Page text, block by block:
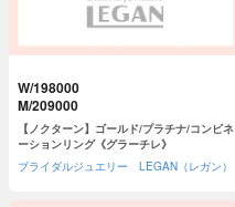
W/198000
M/209000
【ノクターン】ゴールド/プラチナ/コンビネ
ーションリング《グラーチレ》
ブライダルジュエリー LEGAN（レガン）